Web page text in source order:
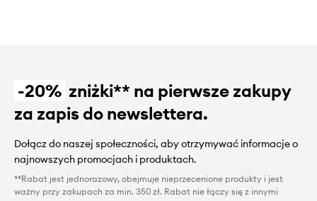
-20% zniżki** na pierwsze zakupy
za zapis do newslettera.
Dołącz do naszej społeczności, aby otrzymywać informacje o
najnowszych promocjach i produktach.
**Rabat jest jednorazowy, obejmuje nieprzecenione produkty i jest
ważny przy zakupach za min. 350 zł. Rabat nie łączy się z innymi